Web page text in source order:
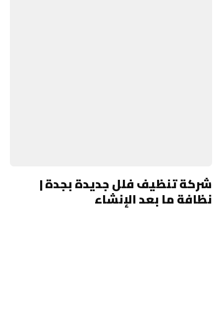
شركة تنظيف فلل جديدة بجدة |
نظافة ما بعد الإنشاء